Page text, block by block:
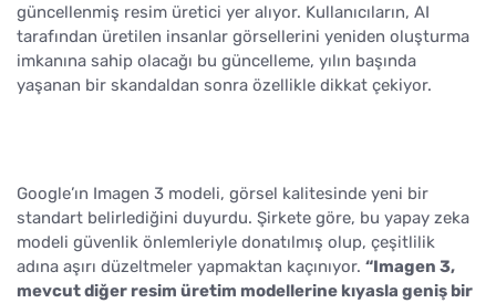
güncellenmiş resim üretici yer alıyor. Kullanıcıların, AI
tarafından üretilen insanlar görsellerini yeniden oluşturma
imkanına sahip olacağı bu güncelleme, yılın başında
yaşanan bir skandaldan sonra özellikle dikkat çekiyor.
Google’ın Imagen 3 modeli, görsel kalitesinde yeni bir
standart belirlediğini duyurdu. Şirkete göre, bu yapay zeka
modeli güvenlik önlemleriyle donatılmış olup, çeşitlilik
adına aşırı düzeltmeler yapmaktan kaçınıyor. “Imagen 3,
mevcut diğer resim üretim modellerine kıyasla geniş bir